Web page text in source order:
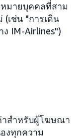
หมายบุคคลที่สาม
(เช่น "การเดิน
IM-Airlines")
สำหรับผู้โฆษณา
งทุกความ